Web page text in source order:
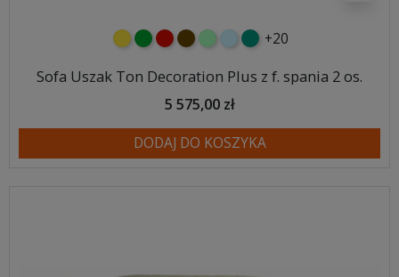
żółtyzielonyczerwony
czekoladowy
miętowybłękitny
turkusowy
+20
Sofa Uszak Ton Decoration Plus z f. spania 2 os.
5 575,00 zł
DODAJ DO KOSZYKA